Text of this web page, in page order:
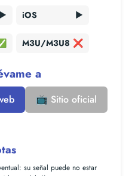
▶️ iOS ▶️
M3U/M3U8 ❌
a
📺 Sitio oficial
: su señal puede no estar